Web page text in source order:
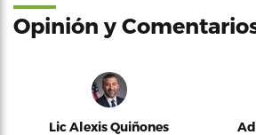
Opinión y
Lic Alexis Quiñones